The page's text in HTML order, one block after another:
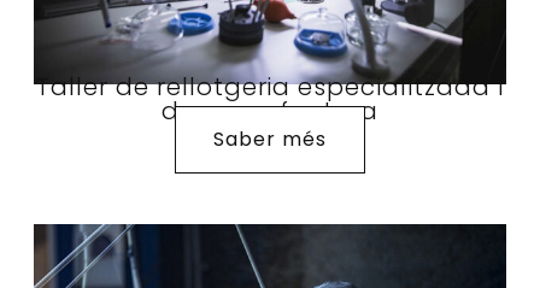
Taller de rellotgeria especialitzada i
de manufactura
Saber més